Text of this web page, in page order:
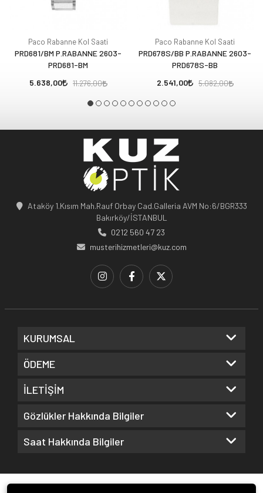
Paco Rabanne Kol Saati
PRD681/BM P.RABANNE 2603-
PRD681-BM
5.638,00
11.276,00
Paco Rabanne Kol Saati
PRD678S/BB P.RABANNE 2603-
PRD678S-BB
2.541,00
5.082,00
Ataköy 1.Kısım Mah.Rauf Orbay Cad.Galleria AVM No:6/BGR333
Bakırköy/İSTANBUL
0212 560 47 23
musterihizmetleri@kuz.com
KURUMSAL
ÖDEME
İLETİŞİM
Gözlükler Hakkında Bilgiler
Saat Hakkında Bilgiler